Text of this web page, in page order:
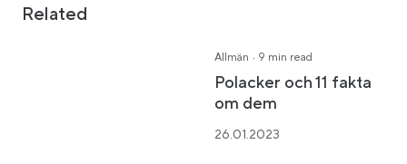
Related
Allmän · 9 min read
Polacker och 11 fakta
om dem
26.01.2023